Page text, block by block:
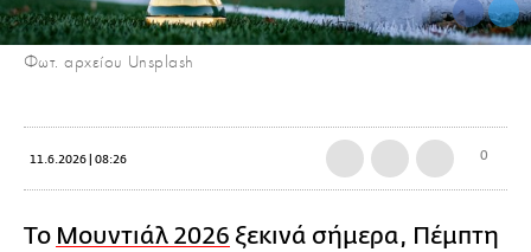
Φωτ. αρχείου Unsplash
11.6.2026 | 08:26 0
Το Μουντιάλ 2026 ξεκινά σήμερα, Πέμπτη